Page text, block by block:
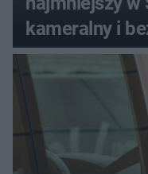
kameralny i